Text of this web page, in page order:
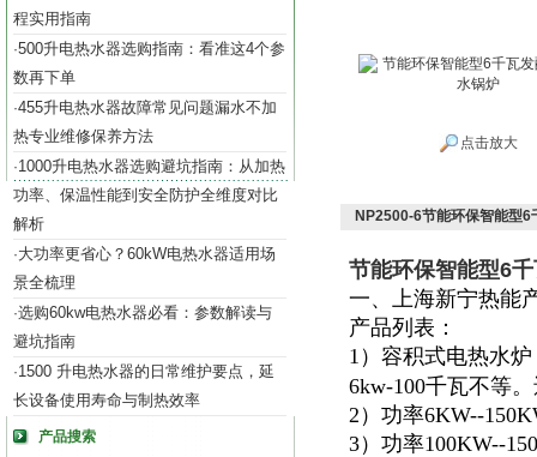
程实用指南
·500升电热水器选购指南：看准这4个参
数再下单
·455升电热水器故障常见问题漏水不加
热专业维修保养方法
·1000升电热水器选购避坑指南：从加热
功率、保温性能到安全防护全维度对比
解析
·大功率更省心？60kW电热水器适用场
景全梳理
·选购60kw电热水器必看：参数解读与
避坑指南
·1500 升电热水器的日常维护要点，延
长设备使用寿命与制热效率
产品搜索
点击放大
NP2500-6节能环保智能型6
节能环保智能型6
一、上海新宁热能
产品列表：
1）容积式电热水
6kw-100千瓦不等
2）功率6KW--
3）功率100KW--